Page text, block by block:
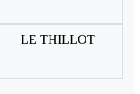
LE THILLOT